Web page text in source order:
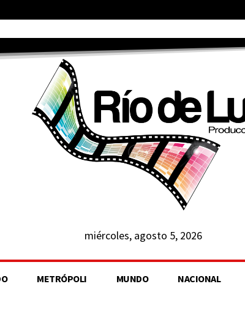
miércoles, agosto 5, 2026
METRÓPOLI MUNDO NACIONAL